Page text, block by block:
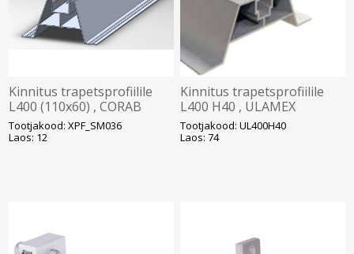
Kinnitus trapetsprofiilile
L400 (110x60) , CORAB
Solar
Tootjakood: XPF_SM036
Laos: 12
Kinnitus trapetsprofiilile
L400 H40 , ULAMEX
Tootjakood: UL400H40
Laos: 74